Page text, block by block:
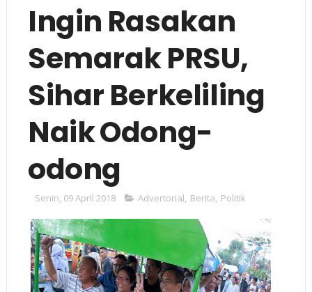
Ingin Rasakan
Semarak PRSU,
Sihar Berkeliling
Naik Odong-
odong
Senin, 09 April 2018 Advertorial, Berita, Politik